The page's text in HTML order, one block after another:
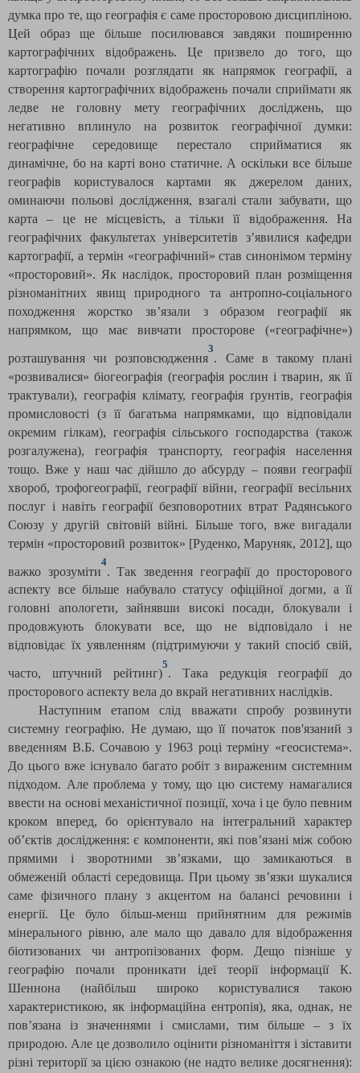
думка про те, що географія є саме просторовою дисципліною.
Цей образ ще більше посилювався завдяки поширенню
картографічних відображень. Це призвело до того, що
картографію почали розглядати як напрямок географії, а
створення картографічних відображень почали сприймати як
ледве не головну мету географічних досліджень, що
негативно вплинуло на розвиток географічної думки:
географічне середовище перестало сприйматися як
динамічне, бо на карті воно статичне. А оскільки все більше
географів користувалося картами як джерелом даних,
оминаючи польові дослідження, взагалі стали забувати, що
карта – це не місцевість, а тільки її відображення. На
географічних факультетах університетів з’явилися кафедри
картографії, а термін «географічний» став синонімом терміну
«просторовий». Як наслідок, просторовий план розміщення
різноманітних явищ природного та антропно-соціального
походження жорстко зв’язали з образом географії як
напрямком, що має вивчати просторове («географічне»)
розташування чи розповсюдження
3
. Саме в такому плані
«розвивалися» біогеографія (географія рослин і тварин, як її
трактували), географія клімату, географія ґрунтів, географія
промисловості (з її багатьма напрямками, що відповідали
окремим гілкам), географія сільського господарства (також
розгалужена), географія транспорту, географія населення
тощо. Вже у наш час дійшло до абсурду – появи географії
хвороб, трофогеографії, географії війни, географії весільних
послуг і навіть географії безповоротних втрат Радянського
Союзу у другій світовій війні. Більше того, вже вигадали
термін «просторовий розвиток» [Руденко, Маруняк, 2012], що
важко зрозуміти
4
. Так зведення географії до просторового
аспекту все більше набувало статусу офіційної догми, а її
головні апологети, зайнявши високі посади, блокували і
продовжують блокувати все, що не відповідало і не
відповідає їх уявленням (підтримуючи у такий спосіб свій,
часто, штучний рейтинг)
5
. Така редукція географії до
просторового аспекту вела до вкрай негативних наслідків.
Наступним етапом слід вважати спробу розвинути
системну географію. Не думаю, що її початок пов'язаний з
введенням В.Б. Сочавою у 1963 році терміну «геосистема».
До цього вже існувало багато робіт з вираженим системним
підходом. Але проблема у тому, що цю систему намагалися
ввести на основі механістичної позиції, хоча і це було певним
кроком вперед, бо орієнтувало на інтегральний характер
об’єктів дослідження: є компоненти, які пов’язані між собою
прямими і зворотними зв’язками, що замикаються в
обмеженій області середовища. При цьому зв’язки шукалися
саме фізичного плану з акцентом на балансі речовини і
енергії. Це було більш-менш прийнятним для режимів
мінерального рівню, але мало що давало для відображення
біотизованих чи антропізованих форм. Дещо пізніше у
географію почали проникати ідеї теорії інформації К.
Шеннона (найбільш широко користувалися такою
характеристикою, як інформаційна ентропія), яка, однак, не
пов’язана із значеннями і смислами, тим більше – з їх
природою. Але це дозволило оцінити різноманіття і зіставити
різні території за цією ознакою (не надто велике досягнення):